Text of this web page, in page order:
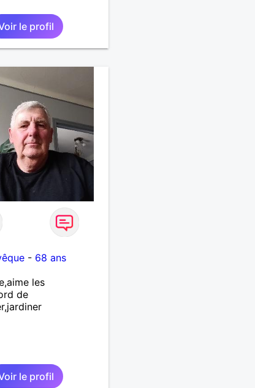
le profil
- 68 ans
les
de
le profil